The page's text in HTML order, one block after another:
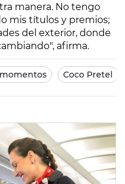
manera. No tengo
mis títulos y premios;
del exterior, donde
afirma.
Coco Pretel